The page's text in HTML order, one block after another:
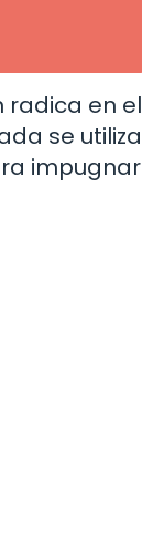
radica en el
se utiliza
impugnar